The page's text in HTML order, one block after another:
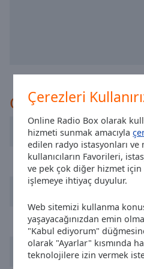
Çerezleri
Online Radio Box olarak
hizmeti sunmak amacıyla
edilen radyo istasyonları
kullanıcıların Favorileri,
ve pek çok diğer hizmet
işlemeye ihtiyaç duyulur.
Web sitemizi kullanma
yaşayacağınızdan emin
"Kabul ediyorum"
olarak "Ayarlar" kısmında
teknolojilere izin vermek
in-
Fullscreen
This
modal
window.
dialog
window.
Escape
Önerilir
DDM Radio Ireland
Power FM
TrancePulse Dublin
Storm North East
Classic Dance Hitz